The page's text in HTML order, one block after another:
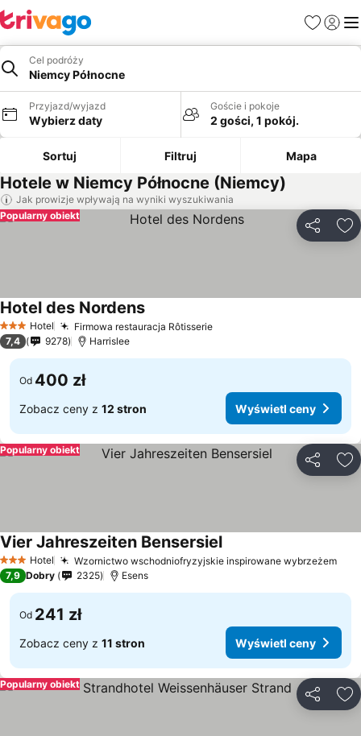
Ulubione
Cel podróży
Niemcy Północne
Przyjazd/wyjazd
Wybierz daty
Goście i pokoje
2 gości, 1 pokój.
Sortuj Filtruj Mapa
Hotele w Niemcy Północne (Niemcy)
Jak prowizje wpływają na wyniki wyszukiwania
Popularny obiekt
3 Kategoria
Hotel Firmowa restauracja RôtisserieWyświetl ceny
Hotel des NordensWyświetl ceny
7,4 9278 Harrislee
Od 400 zł
Zobacz ceny z 12 stron Wyświetl ceny
Popularny obiekt
3 Kategoria
Hotel Wzornictwo wschodniofryzyjskie inspirowane wybrzeżem
Vier Jahreszeiten BensersielWyświetl ceny
7,9 Dobry 2325 Esens
Od 241 zł
Zobacz ceny z 11 stron Wyświetl ceny
Popularny obiekt